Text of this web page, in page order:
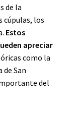
de la
cúpulas, los
Estos
apreciar
como la
de San
del